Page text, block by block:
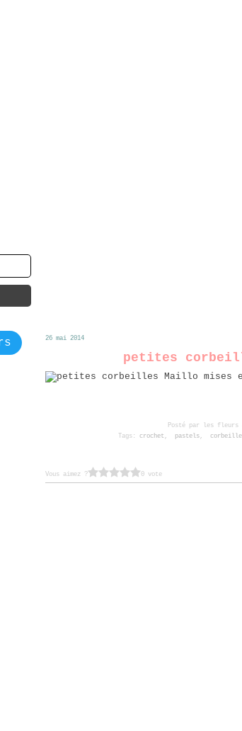
26 mai 2014
petites
Posté par les fleurs
Tags: crochet , pastels, corbeille
Vous aimez ? 0 vote